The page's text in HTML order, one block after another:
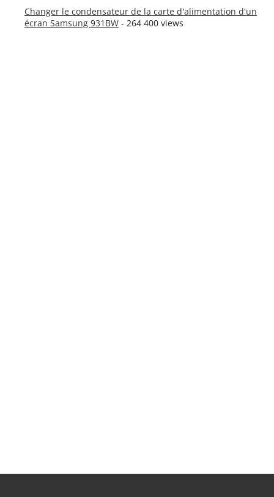
Changer le condensateur de la carte d'alimentation d'un
écran Samsung 931BW - 264 400 views